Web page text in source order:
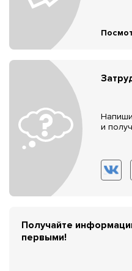
и
Получайте
первыми!